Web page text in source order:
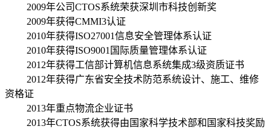
2009年公司CTOS系统荣获深圳市科技创新奖
2009年获得CMMI3认证
2010年获得ISO27001信息安全管理体系认证
2010年获得ISO9001国际质量管理体系认证
2012年获得工信部计算机信息系统集成3级资质证书
2012年获得广东省安全技术防范系统设计、施工、维修
资格证
2013年重点物流企业证书
2013年CTOS系统获得由国家科学技术部和国家科技奖励